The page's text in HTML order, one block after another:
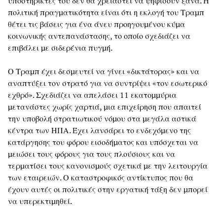
πολιτική πραγματικότητα είναι ότι η εκλογή του Τραμπ
θέτει τις βάσεις για ένα άνευ προηγουμένου κύμα
κοινωνικής αντεπανάστασης, το οποίο σχεδιάζει να
επιβάλει με σιδερένια πυγμή.
Ο Τραμπ έχει δεσμευτεί να γίνει «δικτάτορας» και να
αναπτύξει τον στρατό για να συντρίψει «τον εσωτερικό
εχθρό». Σχεδιάζει να απελάσει 11 εκατομμύρια
μετανάστες χωρίς χαρτιά, μια επιχείρηση που απαιτεί
την υποβολή στρατιωτικού νόμου στα μεγάλα αστικά
κέντρα των ΗΠΑ. Έχει λανσάρει το ενδεχόμενο της
κατάργησης του φόρου εισοδήματος και υπόσχεται να
μειώσει τους φόρους για τους πλούσιους και να
τερματίσει τους κανονισμούς σχετικά με την λειτουργία
των εταιρειών. Ο καταστροφικός αντίκτυπος που θα
έχουν αυτές οι πολιτικές στην εργατική τάξη δεν μπορεί
να υπερεκτιμηθεί.